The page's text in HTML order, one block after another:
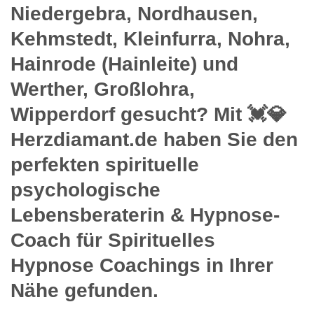
Niedergebra, Nordhausen,
Kehmstedt, Kleinfurra, Nohra,
Hainrode (Hainleite) und
Werther, Großlohra,
Wipperdorf gesucht? Mit 💓️💎
Herzdiamant.de haben Sie den
perfekten spirituelle
psychologische
Lebensberaterin & Hypnose-
Coach für Spirituelles
Hypnose Coachings in Ihrer
Nähe gefunden.